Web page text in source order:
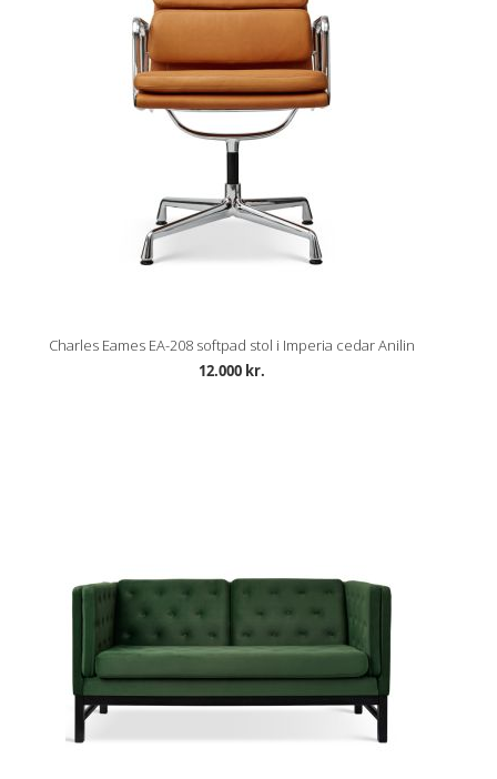
Charles Eames EA-208 softpad stol i Imperia cedar Anilin
12.000 kr.